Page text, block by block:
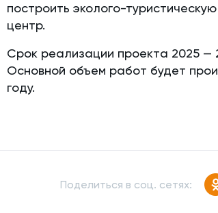
построить эколого-
центр.
Срок реализации проекта 2025 —
Основной объем работ будет
году.
Поделиться в соц. сетях: